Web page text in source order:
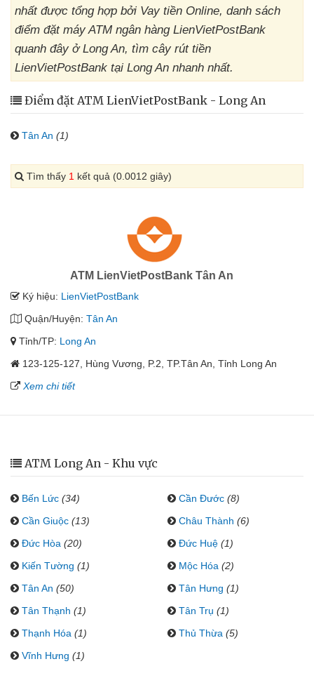
nhất được tổng hợp bởi Vay tiền Online, danh sách
điểm đặt máy ATM ngân hàng LienVietPostBank
quanh đây ở Long An, tìm cây rút tiền
LienVietPostBank tại Long An nhanh nhất.
Điểm đặt ATM LienVietPostBank - Long An
Tân An (1)
Tìm thấy 1 kết quả (0.0012 giây)
ATM LienVietPostBank Tân An
Ký hiệu: LienVietPostBank
Quận/Huyện: Tân An
Tỉnh/TP: Long An
123-125-127, Hùng Vương, P.2, TP.Tân An, Tỉnh Long An
Xem chi tiết
ATM Long An - Khu vực
Bến Lức (34) Cần Đước (8)
Cần Giuộc (13) Châu Thành (6)
Đức Hòa (20) Đức Huệ (1)
Kiến Tường (1) Mộc Hóa (2)
Tân An (50) Tân Hưng (1)
Tân Thạnh (1) Tân Trụ (1)
Thạnh Hóa (1) Thủ Thừa (5)
Vĩnh Hưng (1)